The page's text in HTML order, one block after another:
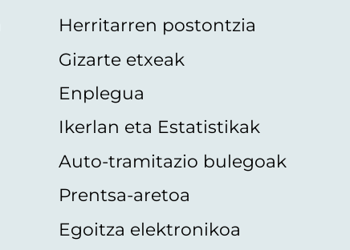
Herritarren postontzia
Gizarte etxeak
Enplegua
Ikerlan eta Estatistikak
Auto-tramitazio bulegoak
Prentsa-aretoa
Egoitza elektronikoa